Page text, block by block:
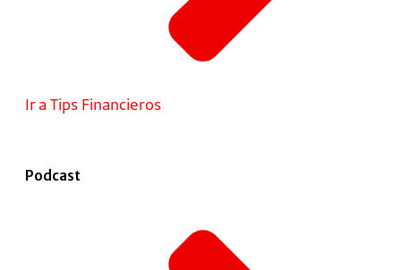
Ir a Tips Financieros
Podcast